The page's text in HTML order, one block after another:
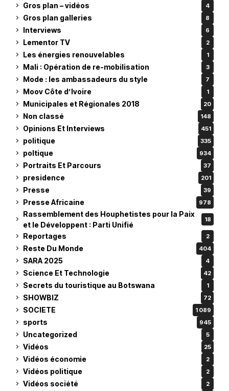
Gros plan – vidéos 4
Gros plan galleries 8
Interviews 6
Lementor TV 2
Les énergies renouvelables 1
Mali : Opération de re-mobilisation 3
Mode : les ambassadeurs du style 7
Moov Côte d’Ivoire 1
Municipales et Régionales 2018 20
Non classé 148
Opinions Et Interviews 451
politique 335
poltique 934
Portraits Et Parcours 37
presidence 201
Presse 39
Presse Africaine 978
Rassemblement des Houphetistes pour la Paix
et le Développent : Parti Unifié
18
Reportages 2
Reste Du Monde 404
SARA 2025 4
Science Et Technologie 42
Secrets du touristique au Botswana 1
SHOWBIZ 72
SOCIETE 1 089
sports 945
Uncategorized 5
Vidéos 25
Vidéos économie 2
Vidéos politique 2
Vidéos société 2